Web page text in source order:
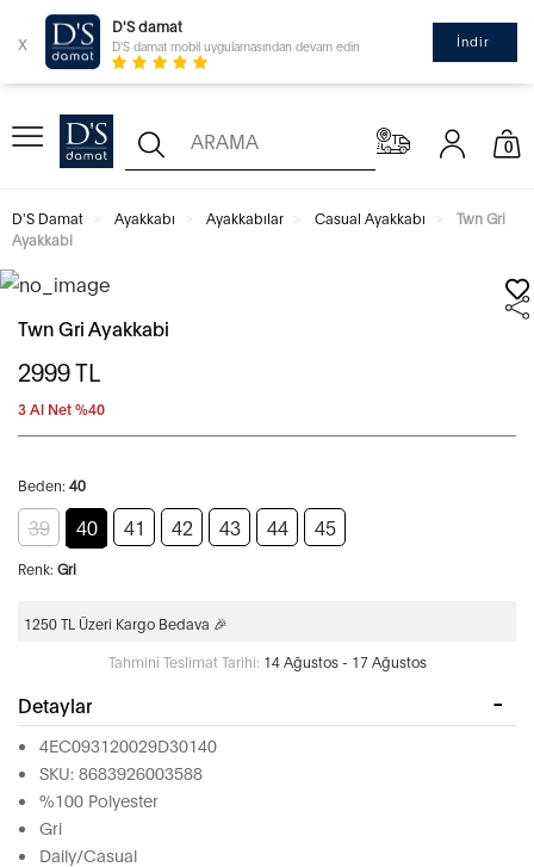
x
D'S damat
D'S damat mobil uygulamasından devam edin İndir
0
D'S Damat Ayakkabı Ayakkabılar Casual Ayakkabı
Twn Gri
Ayakkabi
Twn Gri Ayakkabi
2999TL
3 Al Net %40
Beden: 40
39 40 41 42 43 44 45
Renk: Gri
1250 TL Üzeri Kargo Bedava 🎉
Tahmini Teslimat Tarihi: 14 Ağustos - 17 Ağustos
Detaylar
4EC093120029D30140
SKU: 8683926003588
%100 Polyester
Gri
Daily/Casual